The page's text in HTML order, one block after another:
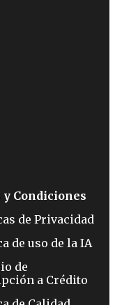
y Condiciones
de Privacidad
de uso de la IA
de
a Crédito